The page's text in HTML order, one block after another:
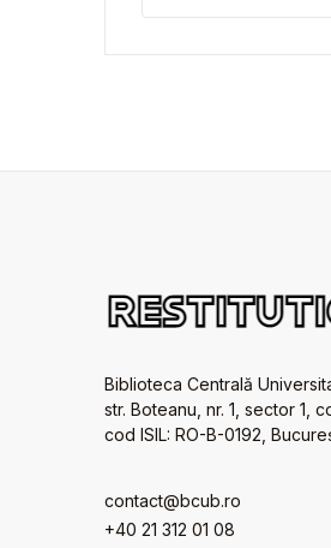
Biblioteca Centrală
str. Boteanu, nr. 1, sector 1,
cod ISIL: RO-B-0192,
contact@bcub.ro
+40 21 312 01 08